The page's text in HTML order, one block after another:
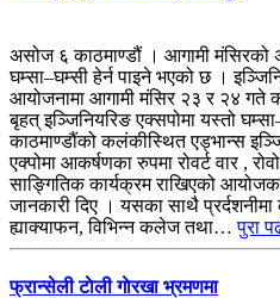
असोज ६ काठमाण्डौं । आगामी मंसिरको
घम्सा–घम्सी हेर्न पाइने भएको छ ।
आयोजनामा आगामी मंसिर २३ र २४ गते
बृहत् इञ्जिनियरिङ एक्सपोमा यस्तो
काठमाण्डौंको कलंकीस्थित एड्भान्स
एक्पोमा आकर्षणका रुपमा रोवर्ट वार ,
साङ्गितिक कार्यक्रम राखिएको
जानकारी दिए । यसका साथै
ह्याक्याफन, विभिन्न कलेज तथा…पुरा
फ्रान्सेली टाेली गाेरखा भ्रमणमा